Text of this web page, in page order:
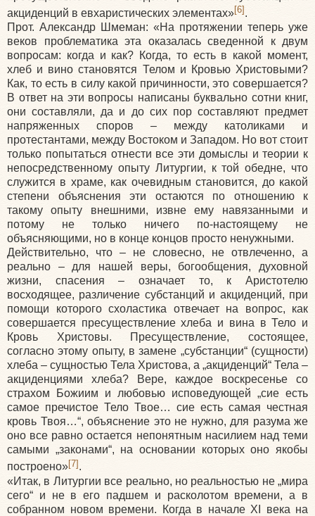
акциденций в евхаристических элементах»[6] .
Прот. Александр Шмеман: «На протяжении теперь уже
веков проблематика эта оказалась сведенной к двум
вопросам: когда и как? Когда, то есть в какой момент,
хлеб и вино становятся Телом и Кровью Христовыми?
Как, то есть в силу какой причинности, это совершается?
В ответ на эти вопросы написаны буквально сотни книг,
они составляли, да и до сих пор составляют предмет
напряженных споров – между католиками и
протестантами, между Востоком и Западом. Но вот стоит
только попытаться отнести все эти домыслы и теории к
непосредственному опыту Литургии, к той обедне, что
служится в храме, как очевидным становится, до какой
степени объяснения эти остаются по отношению к
такому опыту внешними, извне ему навязанными и
потому не только ничего по-настоящему не
объясняющими, но в конце концов просто ненужными.
Действительно, что – не словесно, не отвлеченно, а
реально – для нашей веры, богообщения, духовной
жизни, спасения – означает то, к Аристотелю
восходящее, различение субстанций и акциденций, при
помощи которого схоластика отвечает на вопрос, как
совершается пресуществление хлеба и вина в Тело и
Кровь Христовы. Пресуществление, состоящее,
согласно этому опыту, в замене „субстанции“ (сущности)
хлеба – сущностью Тела Христова, а „акциденций“ Тела –
акциденциями хлеба? Вере, каждое воскресенье со
страхом Божиим и любовью исповедующей „сие есть
самое пречистое Тело Твое… сие есть самая честная
кровь Твоя…“, объяснение это не нужно, для разума же
оно все равно остается непонятным насилием над теми
самыми „законами“, на основании которых оно якобы
построено»[7].
«Итак, в Литургии все реально, но реальностью не „мира
сего“ и не в его падшем и расколотом времени, а в
собранном новом времени. Когда в начале XI века на